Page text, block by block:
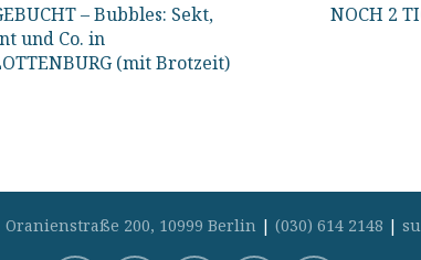
– Bubbles: Sekt,
und Co. in
(mit Brotzeit)
NOCH 2
Oranienstraße 200, 10999 Berlin | (030) 614 2148 |